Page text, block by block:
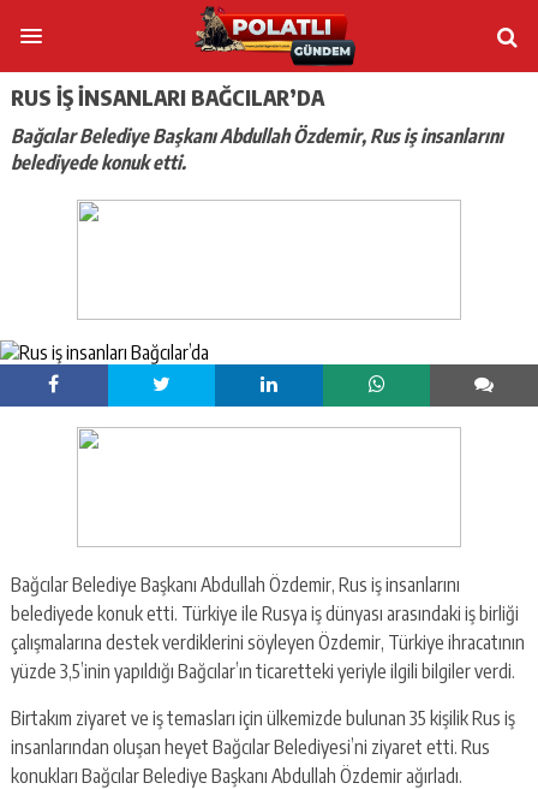
RUS IŞ INSANLARI BAĞCILAR’DA
Bağcılar Belediye Başkanı Abdullah Özdemir, Rus iş insanlarını
belediyede konuk etti.
Bağcılar Belediye Başkanı Abdullah Özdemir, Rus iş insanlarını
belediyede konuk etti. Türkiye ile Rusya iş dünyası arasındaki iş birliği
çalışmalarına destek verdiklerini söyleyen Özdemir, Türkiye ihracatının
yüzde 3,5’inin yapıldığı Bağcılar’ın ticaretteki yeriyle ilgili bilgiler verdi.
Birtakım ziyaret ve iş temasları için ülkemizde bulunan 35 kişilik Rus iş
insanlarından oluşan heyet Bağcılar Belediyesi’ni ziyaret etti. Rus
konukları Bağcılar Belediye Başkanı Abdullah Özdemir ağırladı.